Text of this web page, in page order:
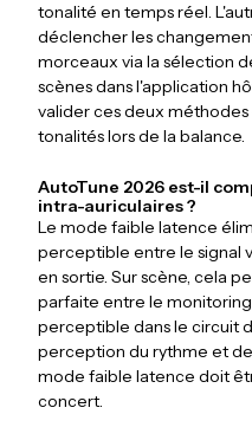
tonalité en temps réel.
déclencher les
morceaux via la sélection
scènes dans l'application
valider ces deux
tonalités lors de la balance.
AutoTune 2026 est-il
intra-auriculaires ?
Le mode faible latence
perceptible entre le signal
en sortie. Sur scène, cela
parfaite entre le
perceptible dans le circuit
perception du rythme et
mode faible latence doit
concert.